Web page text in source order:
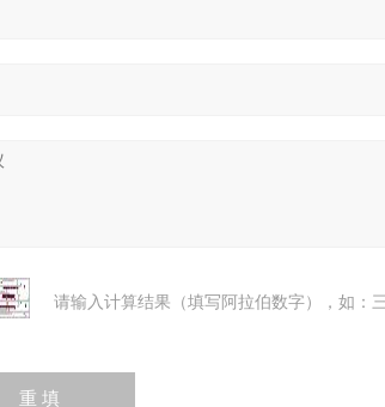
请输入计算结果（填写阿拉伯数字），如：